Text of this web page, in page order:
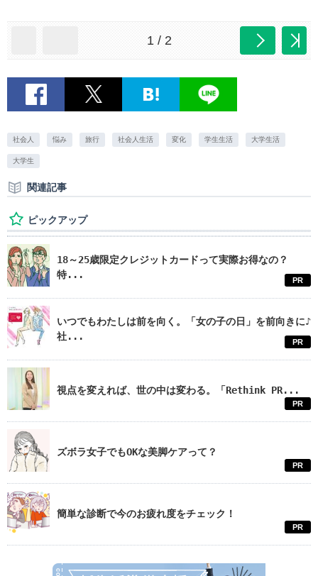
1 / 2
社会人 悩み 旅行 社会人生活 変化 学生生活 大学生活
大学生
関連記事
ピックアップ
18～25歳限定クレジットカードって実際お得なの？
特...
PR
いつでもわたしは前を向く。「女の子の日」を前向きに♪
社...
PR
視点を変えれば、世の中は変わる。「Rethink PR...
PR
ズボラ女子でもOKな美脚ケアって？
PR
簡単な診断で今のお疲れ度をチェック！
PR